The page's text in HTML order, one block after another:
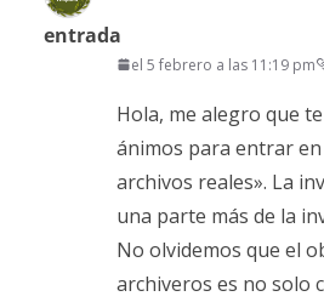
entrada
el 5 febrero a las 11:19 pm
Hola, me alegro que
ánimos para entrar
archivos reales». La
una parte más de la
No olvidemos que el
archiveros es no solo